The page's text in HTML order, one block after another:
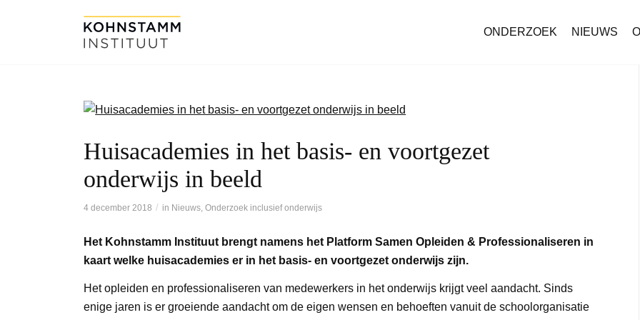
ONDERZOEK NIEUWS
Huisacademies in het basis- en voortgezet
onderwijs in beeld
4 december 2018 / in Nieuws ,Onderzoek inclusief onderwijs
Het Kohnstamm Instituut brengt namens het Platform Samen Opleiden & Professionaliseren in
kaart welke huisacademies er in het basis- en voortgezet onderwijs zijn.
Het opleiden en professionaliseren van medewerkers in het onderwijs krijgt veel aandacht. Sinds
enige jaren is er groeiende aandacht om de eigen wensen en behoeften vanuit de schoolorganisatie